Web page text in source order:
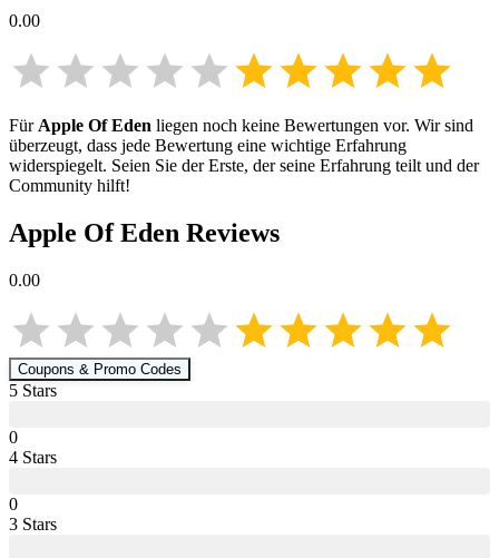
0.00
FürApple Of Eden liegen noch keine Bewertungen vor. Wir sind
überzeugt, dass jede Bewertung eine wichtige Erfahrung
widerspiegelt. Seien Sie der Erste, der seine Erfahrung teilt und der
Community hilft!
Apple Of Eden Reviews
0.00
Coupons & Promo Codes
5 Stars
0
4 Stars
0
3 Stars